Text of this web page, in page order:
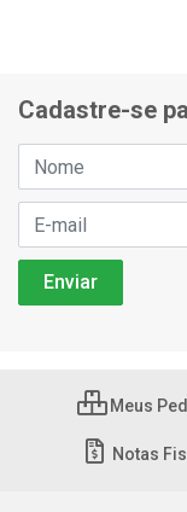
Cadastre-se
Meus
Notas